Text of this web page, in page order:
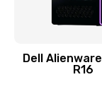
Dell
R16